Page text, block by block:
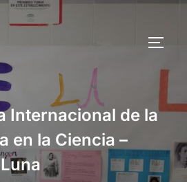
Internacional de la
en la Ciencia –